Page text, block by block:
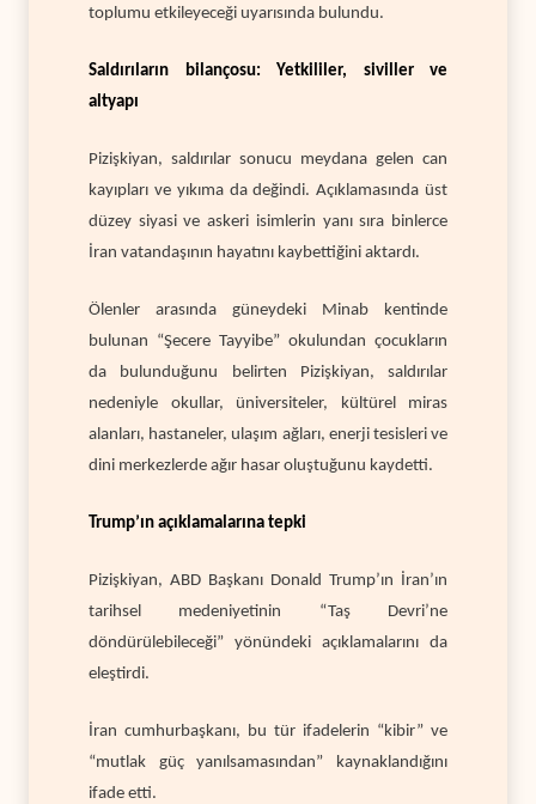
toplumu etkileyeceği uyarısında bulundu.
Saldırıların bilançosu: Yetkililer, siviller ve
altyapı
Pizişkiyan, saldırılar sonucu meydana gelen can
kayıpları ve yıkıma da değindi. Açıklamasında üst
düzey siyasi ve askeri isimlerin yanı sıra binlerce
İran vatandaşının hayatını kaybettiğini aktardı.
Ölenler arasında güneydeki Minab kentinde
bulunan “Şecere Tayyibe” okulundan çocukların
da bulunduğunu belirten Pizişkiyan, saldırılar
nedeniyle okullar, üniversiteler, kültürel miras
alanları, hastaneler, ulaşım ağları, enerji tesisleri ve
dini merkezlerde ağır hasar oluştuğunu kaydetti.
Trump’ın açıklamalarına tepki
Pizişkiyan, ABD Başkanı Donald Trump’ın İran’ın
tarihsel medeniyetinin “Taş Devri’ne
döndürülebileceği” yönündeki açıklamalarını da
eleştirdi.
İran cumhurbaşkanı, bu tür ifadelerin “kibir” ve
“mutlak güç yanılsamasından” kaynaklandığını
ifade etti.